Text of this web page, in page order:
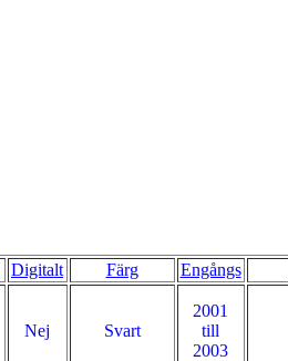
Digitalt Färg Engångs
Nej Svart
2001
till
2003